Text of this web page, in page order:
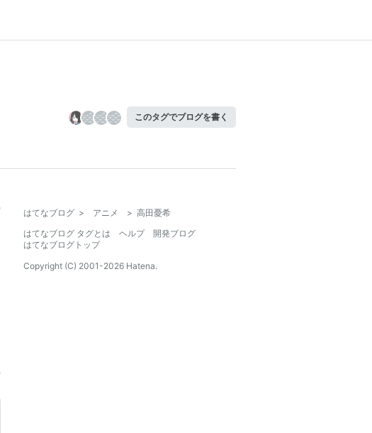
このタグでブログを書く
はてなブログ > アニメ > 高田憂希
はてなブログ タグとは
ヘルプ
開発ブログ
はてなブログトップ
Copyright (C) 2001-2026 Hatena.